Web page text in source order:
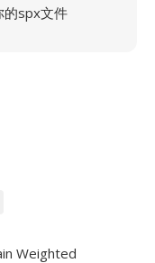
的spx文件
Weighted